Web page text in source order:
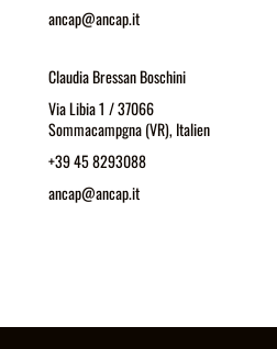
ancap@ancap.it
Claudia Bressan Boschini
Via Libia 1 / 37066
Sommacampgna (VR), Italien
+39 45 8293088
ancap@ancap.it